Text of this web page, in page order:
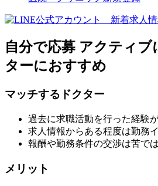
自分で応募 アクティブ
ターにおすすめ
マッチするドクター
過去に求職活動を行った経験
求人情報からある程度は勤務
報酬や勤務条件の交渉は苦で
メリット